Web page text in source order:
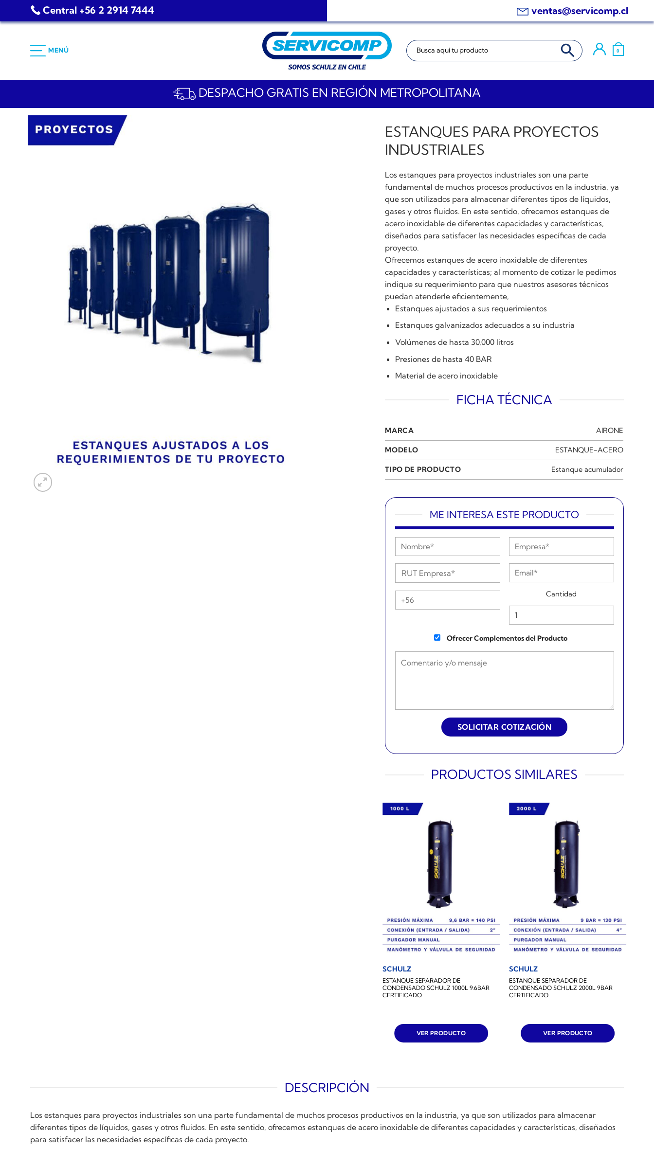
Central +56 2 2914 7444 ventas@servicomp.cl
MENÚ
Buscar: BOTÓN DE BÚSQUEDA
0
DESPACHO GRATIS EN REGIÓN METROPOLITANA
ESTANQUES PARA PROYECTOS
INDUSTRIALES
Los estanques para proyectos industriales son una parte
fundamental de muchos procesos productivos en la industria, ya
que son utilizados para almacenar diferentes tipos de líquidos,
gases y otros fluidos. En este sentido, ofrecemos estanques de
acero inoxidable de diferentes capacidades y características,
diseñados para satisfacer las necesidades específicas de cada
proyecto.
Ofrecemos estanques de acero inoxidable de diferentes
capacidades y características; al momento de cotizar le pedimos
indique su requerimiento para que nuestros asesores técnicos
puedan atenderle eficientemente,
Estanques ajustados a sus requerimientos
Estanques galvanizados adecuados a su industria
Volúmenes de hasta 30,000 litros
Presiones de hasta 40 BAR
Material de acero inoxidable
FICHA TÉCNICA
MARCA AIRONE
MODELO ESTANQUE-ACERO
TIPO DE PRODUCTO Estanque acumulador
ME INTERESA ESTE PRODUCTO
Cantidad
Ofrecer Complementos del Producto
PRODUCTOS SIMILARES
SCHULZ
ESTANQUE SEPARADOR DE
CONDENSADO SCHULZ 1000L 9.6BAR
CERTIFICADO
VER PRODUCTO
SCHULZ
ESTANQUE SEPARADOR DE
CONDENSADO SCHULZ 2000L 9BAR
CERTIFICADO
VER PRODUCTO
DESCRIPCIÓN
Los estanques para proyectos industriales son una parte fundamental de muchos procesos productivos en la industria, ya que son utilizados para almacenar
diferentes tipos de líquidos, gases y otros fluidos. En este sentido, ofrecemos estanques de acero inoxidable de diferentes capacidades y características, diseñados
para satisfacer las necesidades específicas de cada proyecto.